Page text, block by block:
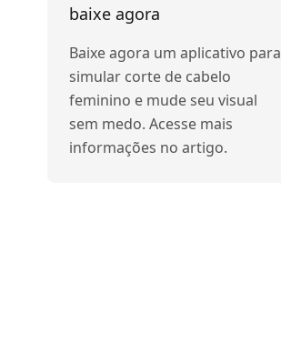
baixe agora
Baixe agora um aplicativo para
simular corte de cabelo
feminino e mude seu visual
sem medo. Acesse mais
informações no artigo.